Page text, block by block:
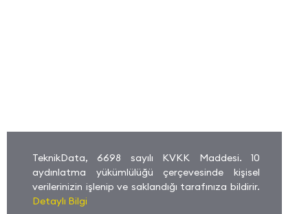
TeknikData, 6698 sayılı KVKK Maddesi. 10
aydınlatma yükümlülüğü çerçevesinde kişisel
verilerinizin işlenip ve saklandığı tarafınıza bildirir.
Detaylı Bilgi